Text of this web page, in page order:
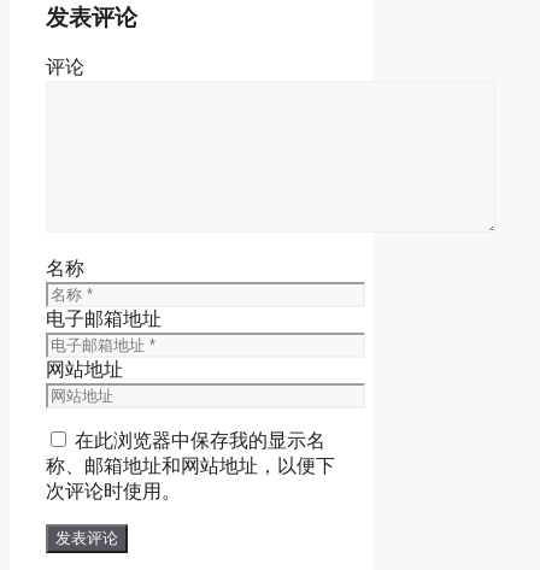
发表评论
评论
名称
电子邮箱地址
网站地址
在此浏览器中保存我的显示名
称、邮箱地址和网站地址，以便下
次评论时使用。